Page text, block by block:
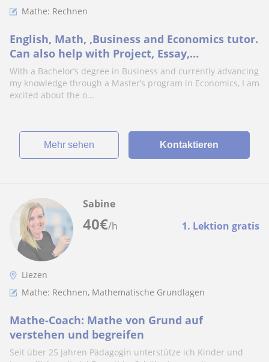
Mathe: Rechnen
English, Math, ,Business and Economics tutor.
Can also help with Project, Essay,
Homeworks, Research and others
With a Bachelor’s degree in Business and currently advancing
my knowledge through a Master’s program in Economics, I am
excited about the o...
Mehr sehen Kontaktieren
40€/h 1. Lektion gratis
Sabine
Liezen
Mathe: Rechnen, Mathematische Grundlagen
Mathe-Coach: Mathe von Grund auf
verstehen und begreifen
Seit über 25 Jahren Pädagogin unterstütze ich Kinder und